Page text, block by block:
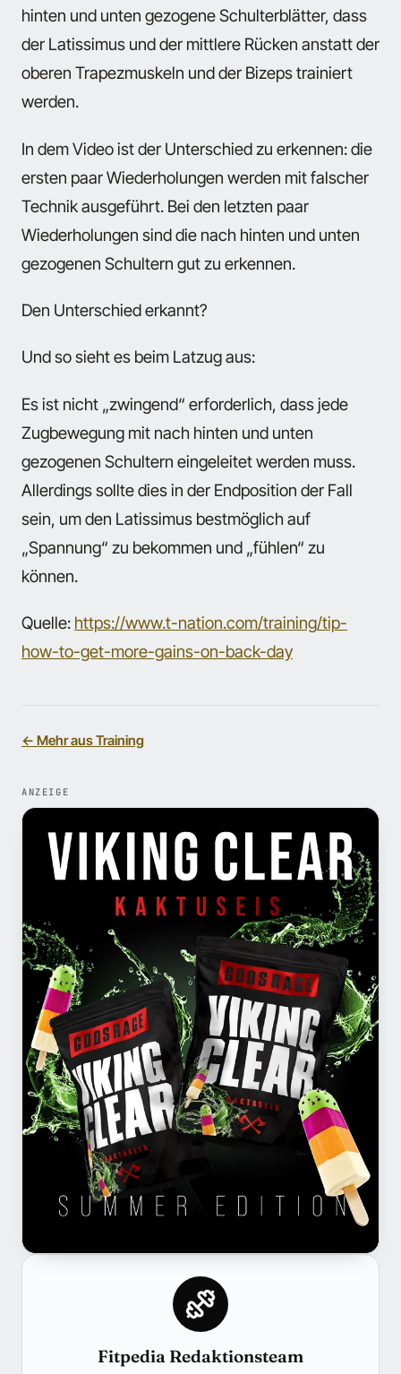
hinten und unten gezogene Schulterblätter, dass
der Latissimus und der mittlere Rücken anstatt der
oberen Trapezmuskeln und der Bizeps trainiert
werden.
In dem Video ist der Unterschied zu erkennen: die
ersten paar Wiederholungen werden mit falscher
Technik ausgeführt. Bei den letzten paar
Wiederholungen sind die nach hinten und unten
gezogenen Schultern gut zu erkennen.
Den Unterschied erkannt?
Und so sieht es beim Latzug aus:
Es ist nicht „zwingend“ erforderlich, dass jede
Zugbewegung mit nach hinten und unten
gezogenen Schultern eingeleitet werden muss.
Allerdings sollte dies in der Endposition der Fall
sein, um den Latissimus bestmöglich auf
„Spannung“ zu bekommen und „fühlen“ zu
können.
Quelle: https://www.t-nation.com/training/tip-
how-to-get-more-gains-on-back-day
← Mehr aus Training
ANZEIGE
Fitpedia Redaktionsteam